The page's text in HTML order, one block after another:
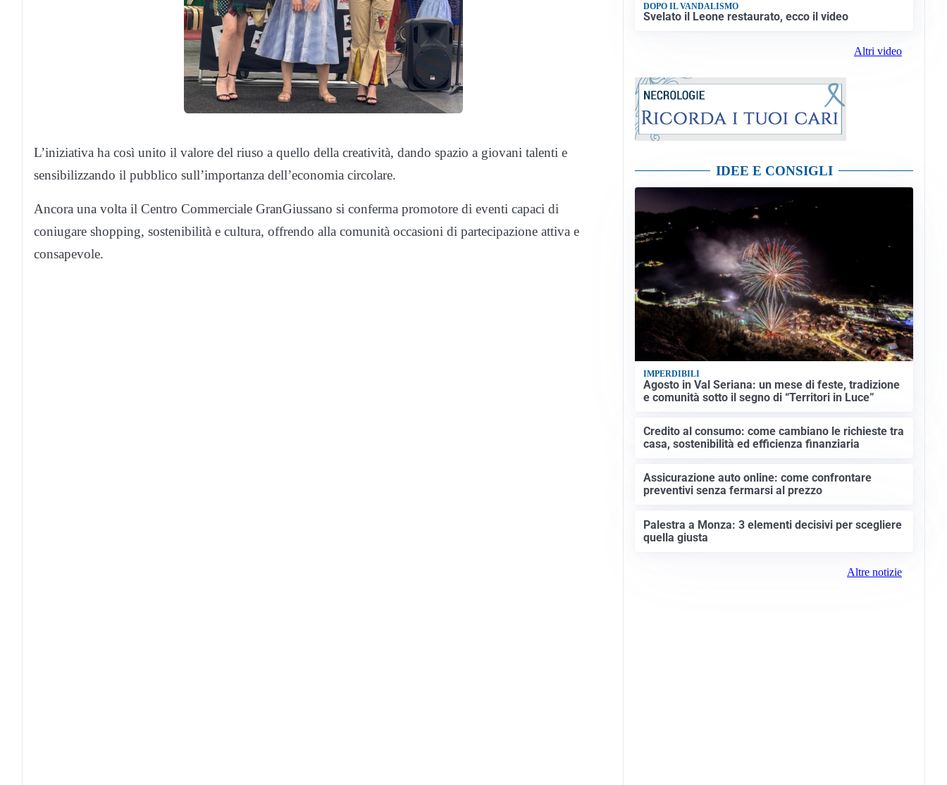
L’iniziativa ha così unito il valore del riuso a quello della creatività, dando spazio a giovani talenti e
sensibilizzando il pubblico sull’importanza dell’economia circolare.
Ancora una volta il Centro Commerciale GranGiussano si conferma promotore di eventi capaci di
coniugare shopping, sostenibilità e cultura, offrendo alla comunità occasioni di partecipazione attiva e
consapevole.
DOPO IL VANDALISMO
Svelato il Leone restaurato, ecco il video
Altri video
IDEE E CONSIGLI
IMPERDIBILI
Agosto in Val Seriana: un mese di feste, tradizione
e comunità sotto il segno di “Territori in Luce”
Credito al consumo: come cambiano le richieste tra
casa, sostenibilità ed efficienza finanziaria
Assicurazione auto online: come confrontare
preventivi senza fermarsi al prezzo
Palestra a Monza: 3 elementi decisivi per scegliere
quella giusta
Altre notizie